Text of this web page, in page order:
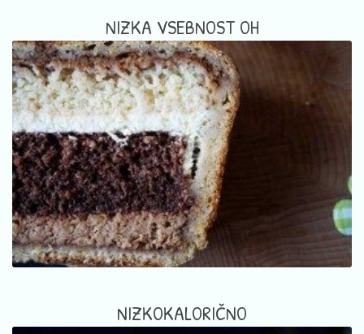
NIZKA VSEBNOST OH
NIZKOKALORIČNO